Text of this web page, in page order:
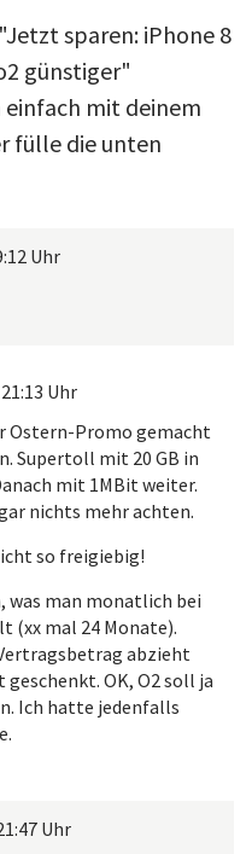
sparen: iPhone 8
günstiger"
mit deinem
fülle die unten
Uhr
Uhr
Ostern-Promo gemacht
Supertoll mit 20 GB in
mit 1MBit weiter.
nichts mehr achten.
so freigiebig!
was man monatlich bei
(xx mal 24 Monate).
abzieht
geschenkt. OK, O2 soll ja
Ich hatte jedenfalls
Uhr